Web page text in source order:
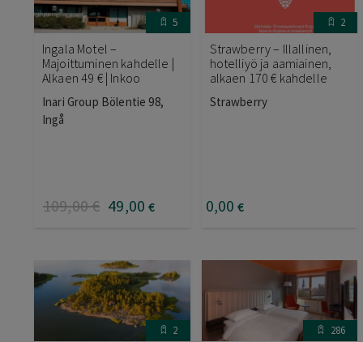
5
Ingala Motel –
Majoittuminen kahdelle |
Alkaen 49 € | Inkoo
Inari Group Bölentie 98,
Ingå
109,00€ 49,00 €
2
Strawberry – Illallinen,
hotelliyö ja aamiainen,
alkaen 170 € kahdelle
Strawberry
0,00 €
2 286